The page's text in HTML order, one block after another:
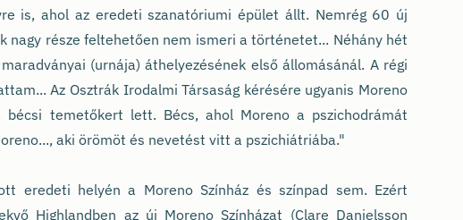
is, ahol az eredeti szanatóriumi épület állt. Nemrég 60 új
nagy része feltehetően nem ismeri a történetet... Néhány hét
(urnája) áthelyezésének első állomásánál. A régi
Az Osztrák Irodalmi Társaság kérésére ugyanis Moreno
bécsi temetőkert lett. Bécs, ahol Moreno a pszichodrámát
aki örömöt és nevetést vitt a pszichiátriába."
eredeti helyén a Moreno Színház és színpad sem. Ezért
Highlandben az új Moreno Színházat (Clare Danielsson